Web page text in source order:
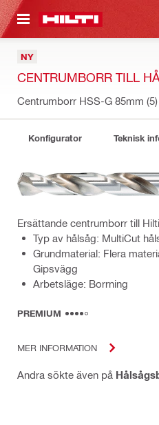
GÅ TILL HUVUDSIDAN
NY
CENTRUMBORR TILL
Centrumborr HSS-G 85mm
Konfigurator Teknisk
Ersättande centrumborr till
Typ av hålsåg: MultiCut
Grundmaterial: Flera
Gipsvägg
Arbetsläge: Borrning
PREMIUM
MER INFORMATION
Andra sökte även på